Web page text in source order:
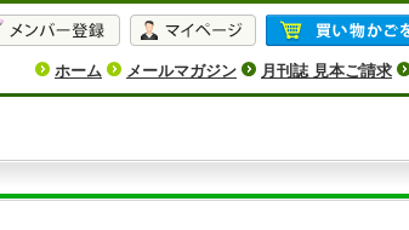
ホーム メールマガジン 月刊誌 見本ご請求